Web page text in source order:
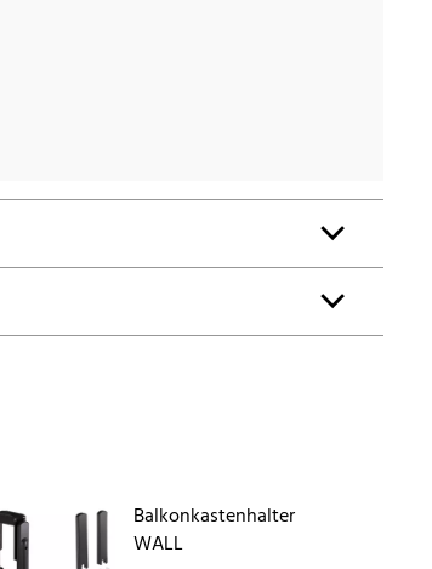
Balkonkastenhalter
WALL